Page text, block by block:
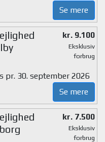
Se mere
kr. 9.100
Eksklusiv
forbrug
pr. 30. september 2026
Se mere
kr. 7.500
Eksklusiv
forbrug